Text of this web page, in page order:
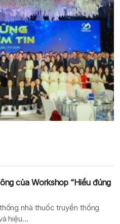
của Workshop “Hiểu đúng
nhà thuốc truyền thống
hiệu...